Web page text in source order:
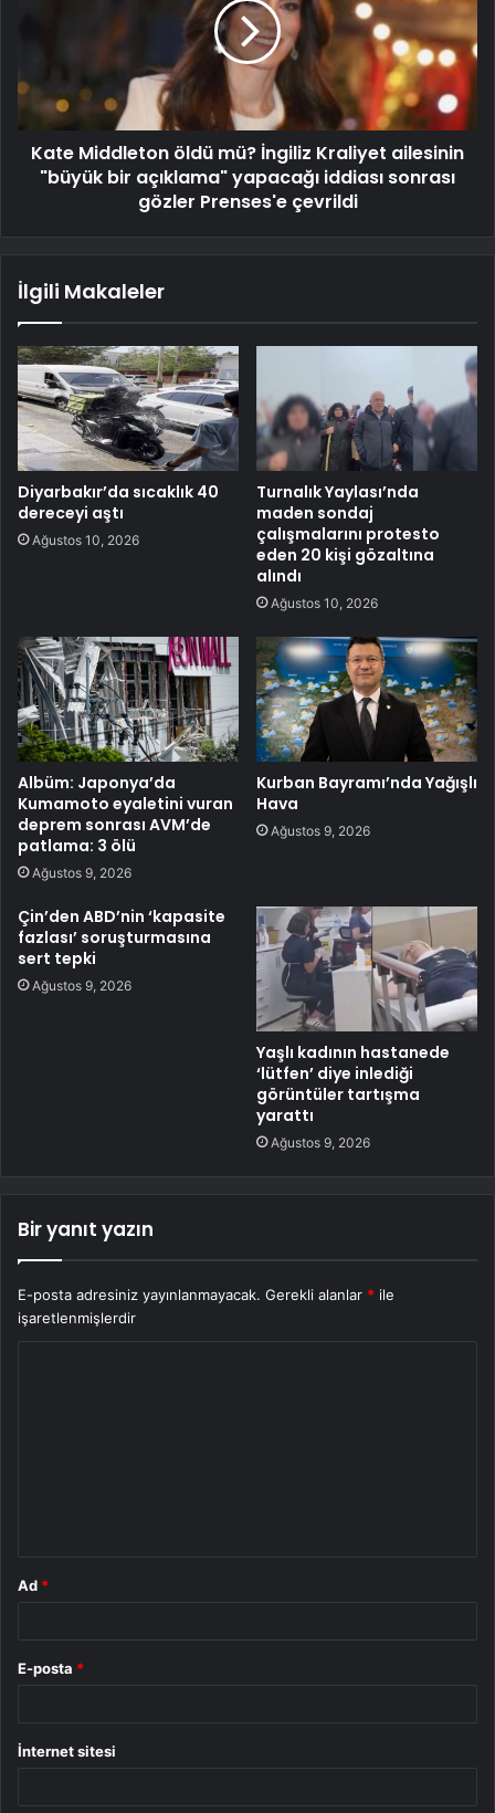
Kate Middleton öldü mü? İngiliz Kraliyet ailesinin
"büyük bir açıklama" yapacağı iddiası sonrası
gözler Prenses'e çevrildi
İlgili Makaleler
Diyarbakır’da sıcaklık 40
dereceyi aştı
Ağustos 10, 2026
Turnalık Yaylası’nda
maden sondaj
çalışmalarını protesto
eden 20 kişi gözaltına
alındı
Ağustos 10, 2026
Albüm: Japonya’da
Kumamoto eyaletini vuran
deprem sonrası AVM’de
patlama: 3 ölü
Ağustos 9, 2026
Kurban Bayramı’nda Yağışlı
Hava
Ağustos 9, 2026
Çin’den ABD’nin ‘kapasite
fazlası’ soruşturmasına
sert tepki
Ağustos 9, 2026
Yaşlı kadının hastanede
‘lütfen’ diye inlediği
görüntüler tartışma
yarattı
Ağustos 9, 2026
Bir yanıt yazın
E-posta adresiniz yayınlanmayacak. Gerekli alanlar * ile
işaretlenmişlerdir
Ad *
E-posta *
İnternet sitesi